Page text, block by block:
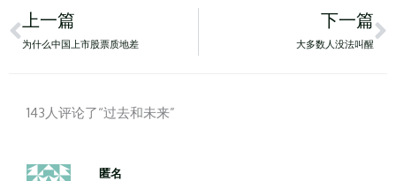
Prev
上一篇
为什么中国上市股票质地差
下一篇
大多数人没法叫醒
143人评论了“过去和未来”
匿名